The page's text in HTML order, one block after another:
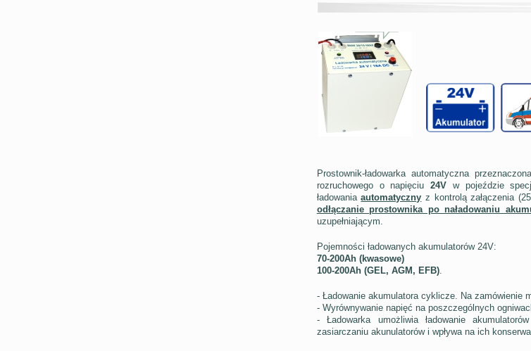
Prostownik-ładowarka automatyczna
rozruchowego o napięciu24V w pojeździe
ładowaniaautomatyczny z kontrolą załączenia
odłączanie prostownika po naładowaniu
uzupełniającym.
Pojemności ładowanych akumulatorów 24V:
70-200Ah (kwasowe)
100-200Ah (GEL, AGM, EFB).
- Ładowanie akumulatora cyklicze. Na zamówienie
- Wyrównywanie napięć na poszczególnych
- Ładowarka umożliwia ładowanie
zasiarczaniu akunulatorów i wpływa na ich